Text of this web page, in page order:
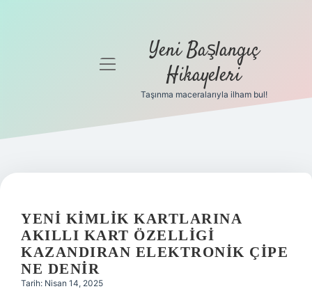
Gizlilik
Hakkımızda
menüyü
Yeni Başlangıç
Hikayeleri
Taşınma maceralarıyla ilham bul!
YENI KIMLIK KARTLARINA
AKILLI KART ÖZELLIGI
KAZANDIRAN ELEKTRONIK ÇIPE
NE DENIR
Tarih: Nisan 14, 2025